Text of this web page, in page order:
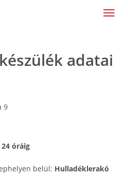
adatai
9
óráig
belül: Hulladéklerakó